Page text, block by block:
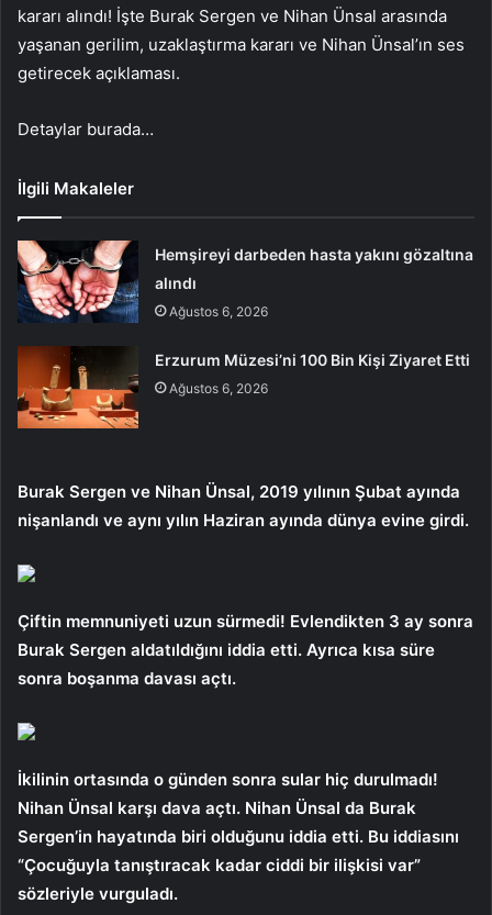
kararı alındı! İşte Burak Sergen ve Nihan Ünsal arasında
yaşanan gerilim, uzaklaştırma kararı ve Nihan Ünsal’ın ses
getirecek açıklaması.
Detaylar burada…
İlgili Makaleler
Hemşireyi darbeden hasta yakını gözaltına
alındı
Ağustos 6, 2026
Erzurum Müzesi’ni 100 Bin Kişi Ziyaret Etti
Ağustos 6, 2026
Burak Sergen ve Nihan Ünsal, 2019 yılının Şubat ayında
nişanlandı ve aynı yılın Haziran ayında dünya evine girdi.
Çiftin memnuniyeti uzun sürmedi! Evlendikten 3 ay sonra
Burak Sergen aldatıldığını iddia etti. Ayrıca kısa süre
sonra boşanma davası açtı.
İkilinin ortasında o günden sonra sular hiç durulmadı!
Nihan Ünsal karşı dava açtı. Nihan Ünsal da Burak
Sergen’in hayatında biri olduğunu iddia etti. Bu iddiasını
“Çocuğuyla tanıştıracak kadar ciddi bir ilişkisi var”
sözleriyle vurguladı.